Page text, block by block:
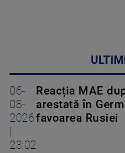
06-
08-
2026
23:02
Reacția MAE
arestată în
favoarea Rusiei